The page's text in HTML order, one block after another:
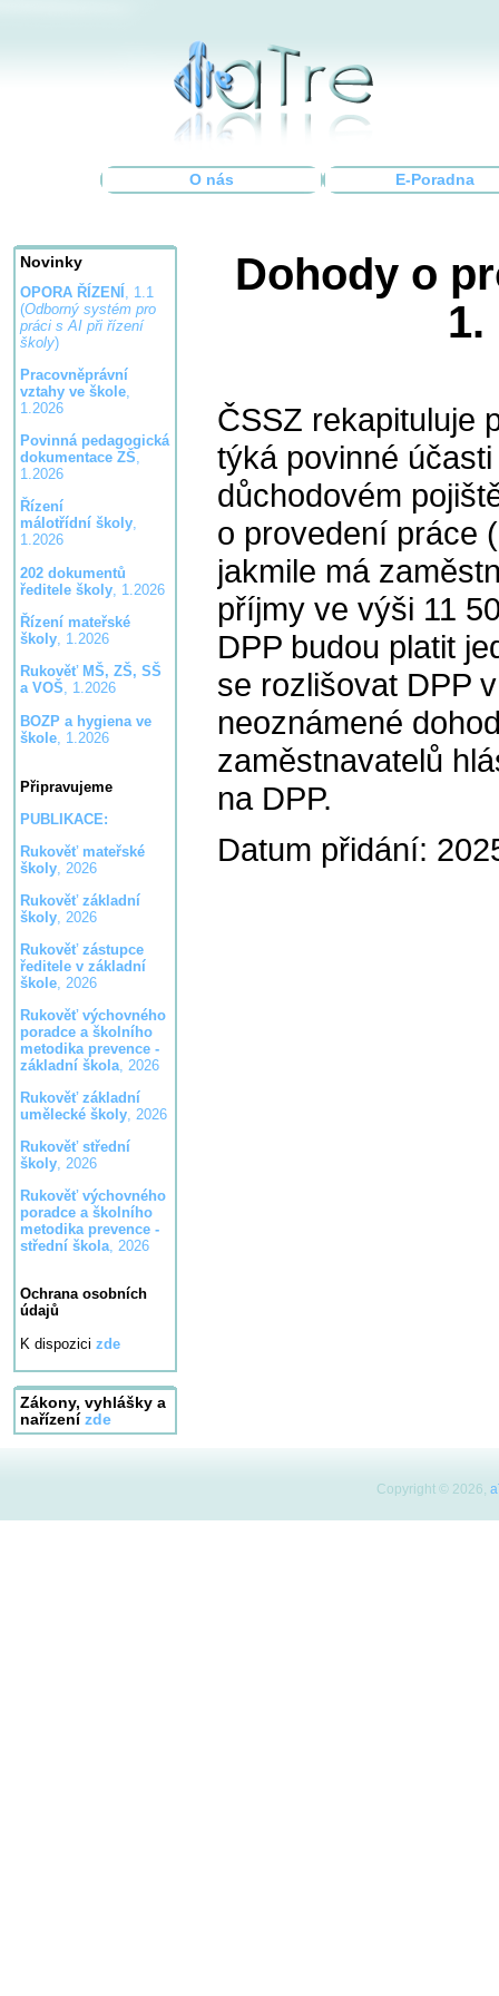
O nás E-Poradna
Novinky
OPORA ŘÍZENÍ , 1.1
(Odborný systém pro
práci s AI při řízení
školy)
Pracovněprávní
vztahy ve škole,
1.2026
Povinná pedagogická
dokumentace ZŠ,
1.2026
Řízení
málotřídní školy,
1.2026
202 dokumentů
ředitele školy, 1.2026
Řízení mateřské
školy, 1.2026
Rukověť MŠ, ZŠ, SŠ
a VOŠ, 1.2026
BOZP a hygiena ve
škole, 1.2026
Připravujeme
PUBLIKACE:
Rukověť mateřské
školy, 2026
Rukověť základní
školy, 2026
Rukověť zástupce
ředitele v základní
škole, 2026
Rukověť výchovného
poradce a školního
metodika prevence -
základní škola, 2026
Rukověť základní
umělecké školy, 2026
Rukověť střední
školy, 2026
Rukověť výchovného
poradce a školního
metodika prevence -
střední škola, 2026
Ochrana osobních
údajů
K dispozici zde
Zákony, vyhlášky a
nařízení zde
Dohody o
1.
ČSSZ rekapituluje
týká povinné
důchodovém
o provedení práce
jakmile má
příjmy ve výši 11
DPP budou platit
se rozlišovat DPP
neoznámené
zaměstnavatelů
na DPP.
Datum přidání:
Copyright © 2026,